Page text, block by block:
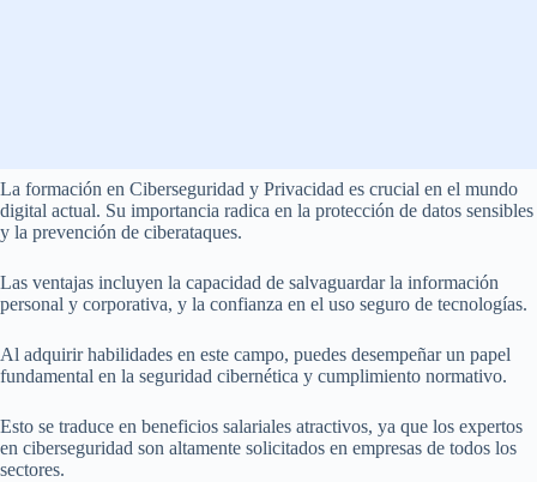
La formación en Ciberseguridad y Privacidad es crucial en el mundo
digital actual. Su importancia radica en la protección de datos sensibles
y la prevención de ciberataques.
Las ventajas incluyen la capacidad de salvaguardar la información
personal y corporativa, y la confianza en el uso seguro de tecnologías.
Al adquirir habilidades en este campo, puedes desempeñar un papel
fundamental en la seguridad cibernética y cumplimiento normativo.
Esto se traduce en beneficios salariales atractivos, ya que los expertos
en ciberseguridad son altamente solicitados en empresas de todos los
sectores.